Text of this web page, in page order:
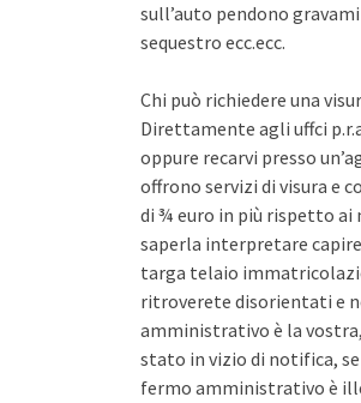
sull’auto pendono
sequestro ecc.ecc.
Chi può richiedere una
Direttamente agli uffci
oppure recarvi presso
offrono servizi di visura e
di ¾ euro in più rispetto ai
saperla interpretare
targa telaio
ritroverete disorientati e
amministrativo è la
stato in vizio di notifica,
fermo amministrativo è